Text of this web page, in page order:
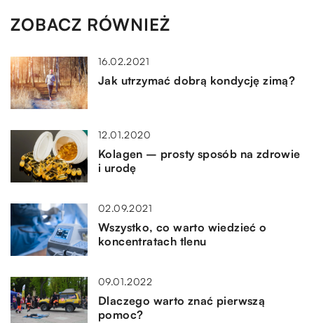
ZOBACZ RÓWNIEŻ
16.02.2021
Jak utrzymać dobrą kondycję zimą?
12.01.2020
Kolagen – prosty sposób na zdrowie
i urodę
02.09.2021
Wszystko, co warto wiedzieć o
koncentratach tlenu
09.01.2022
Dlaczego warto znać pierwszą
pomoc?